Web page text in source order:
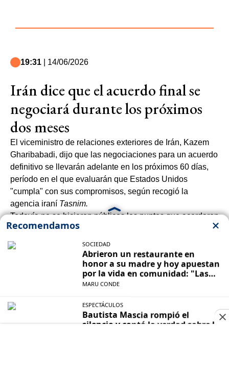
19:31 | 14/06/2026
Irán dice que el acuerdo final se
negociará durante los próximos
dos meses
El viceministro de relaciones exteriores de Irán, Kazem
Gharibabadi, dijo que las negociaciones para un acuerdo
definitivo se llevarán adelante en los próximos 60 días,
período en el que evaluarán que Estados Unidos
"cumpla" con sus compromisos, según recogió la
agencia iraní Tasnim.
Todavía no se hicieron públicos los puntos que acordaron
ambas partes, pero según trascendidos pakistaníes,
Estados Unidos se habría comprometido a levantar las
sanciones económicas contra Irán y le permitiría que
conserve sus reservas de uranio.
Gharibabadi dijo que el viernes, fecha fijada para la
conversaciones para determinar los preparativos futuros
para las negociaciones.
También afirmó que Irán incluyó todas las "posiciones